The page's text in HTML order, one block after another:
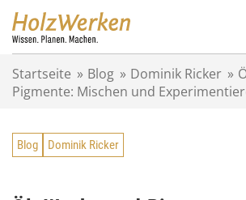
Startseite » Blog » Dominik Ricker »
Pigmente: Mischen und
Blog Dominik Ricker